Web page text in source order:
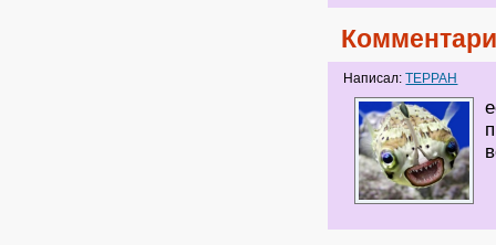
Написал:ТЕРРАН